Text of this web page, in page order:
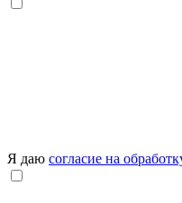
Я даю согласие на